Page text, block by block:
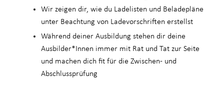
Wir zeigen dir, wie du Ladelisten und Beladepläne
unter Beachtung von Ladevorschriften erstellst
Während deiner Ausbildung stehen dir deine
Ausbilder*Innen immer mit Rat und Tat zur Seite
und machen dich fit für die Zwischen- und
Abschlussprüfung